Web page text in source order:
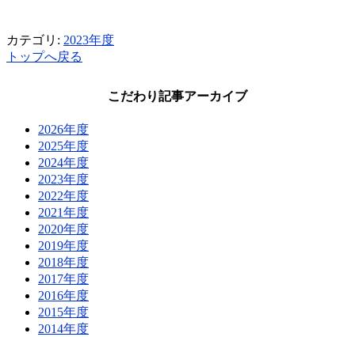
カテゴリ: 2023年度
トップへ戻る
こだわり記事アーカイブ
2026年度
2025年度
2024年度
2023年度
2022年度
2021年度
2020年度
2019年度
2018年度
2017年度
2016年度
2015年度
2014年度